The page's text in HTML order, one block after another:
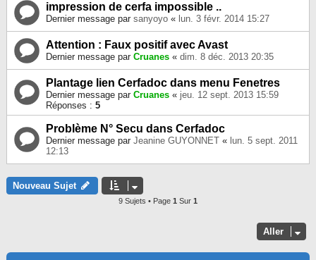
impression de cerfa impossible ..
Dernier message par sanyoyo « lun. 3 févr. 2014 15:27
Attention : Faux positif avec Avast
Dernier message par Cruanes « dim. 8 déc. 2013 20:35
Plantage lien Cerfadoc dans menu Fenetres
Dernier message par Cruanes « jeu. 12 sept. 2013 15:59
Réponses : 5
Problème N° Secu dans Cerfadoc
Dernier message par Jeanine GUYONNET « lun. 5 sept. 2011
12:13
Nouveau Sujet
9 Sujets • Page 1 Sur 1
Aller